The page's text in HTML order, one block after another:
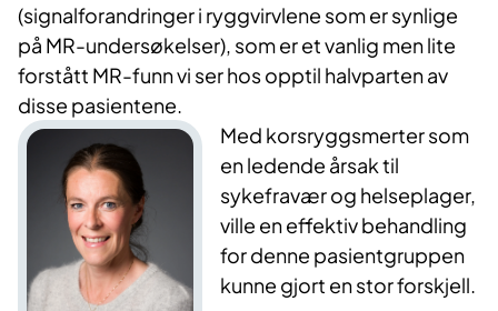
(signalforandringer i ryggvirvlene som er synlige
på MR-undersøkelser), som er et vanlig men lite
forstått MR-funn vi ser hos opptil halvparten av
disse pasientene.
Med korsryggsmerter som
en ledende årsak til
sykefravær og helseplager,
ville en effektiv behandling
for denne pasientgruppen
kunne gjort en stor forskjell.